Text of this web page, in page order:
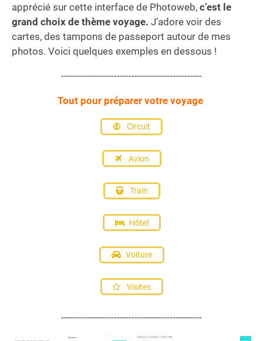
apprécié sur cette interface de Photoweb, c’est le
grand choix de thème voyage. J’adore voir des
cartes, des tampons de passeport autour de mes
photos. Voici quelques exemples en dessous !
------------------------------------------------
Tout pour préparer votre voyage
Circuit
Avion
Train
Hôtel
Voiture
Visites
------------------------------------------------